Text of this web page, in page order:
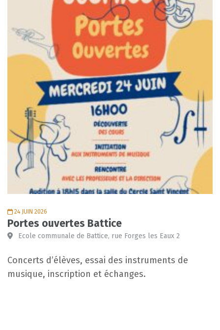
24 JUIN 2026
Portes ouvertes Battice
Ecole communale de Battice, rue Forges les Eaux 2
Concerts d’élèves, essai des instruments de
musique, inscription et échanges.